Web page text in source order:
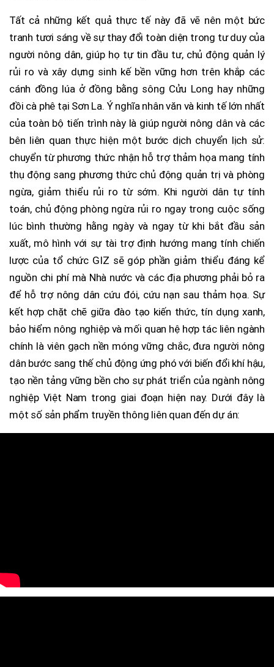
Tất cả những kết quả thực tế này đã vẽ nên một bức
tranh tươi sáng về sự thay đổi toàn diện trong tư duy của
người nông dân, giúp họ tự tin đầu tư, chủ động quản lý
rủi ro và xây dựng sinh kế bền vững hơn trên khắp các
cánh đồng lúa ở đồng bằng sông Cửu Long hay những
đồi cà phê tại Sơn La. Ý nghĩa nhân văn và kinh tế lớn nhất
của toàn bộ tiến trình này là giúp người nông dân và các
bên liên quan thực hiện một bước dịch chuyển lịch sử:
chuyển từ phương thức nhận hỗ trợ thảm họa mang tính
thụ động sang phương thức chủ động quản trị và phòng
ngừa, giảm thiểu rủi ro từ sớm. Khi người dân tự tính
toán, chủ động phòng ngừa rủi ro ngay trong cuộc sống
lúc bình thường hằng ngày và ngay từ khi bắt đầu sản
xuất, mô hình với sự tài trợ định hướng mang tính chiến
lược của tổ chức GIZ sẽ góp phần giảm thiểu đáng kể
nguồn chi phí mà Nhà nước và các địa phương phải bỏ ra
để hỗ trợ nông dân cứu đói, cứu nạn sau thảm họa. Sự
kết hợp chặt chẽ giữa đào tạo kiến thức, tín dụng xanh,
bảo hiểm nông nghiệp và mối quan hệ hợp tác liên ngành
chính là viên gạch nền móng vững chắc, đưa người nông
dân bước sang thế chủ động ứng phó với biến đổi khí hậu,
tạo nền tảng vững bền cho sự phát triển của ngành nông
nghiệp Việt Nam trong giai đoạn hiện nay. Dưới đây là
một số sản phẩm truyền thông liên quan đến dự án: